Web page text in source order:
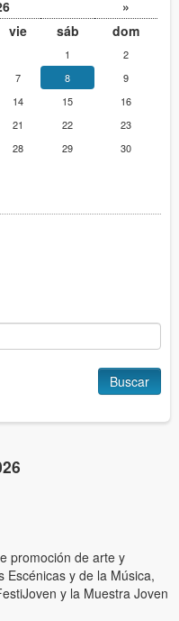
»
vie sáb dom
1
2
7 8
9
14 15
16
21 22
23
28 29
30
Buscar
promoción de arte y
Escénicas y de la Música,
y la Muestra Joven